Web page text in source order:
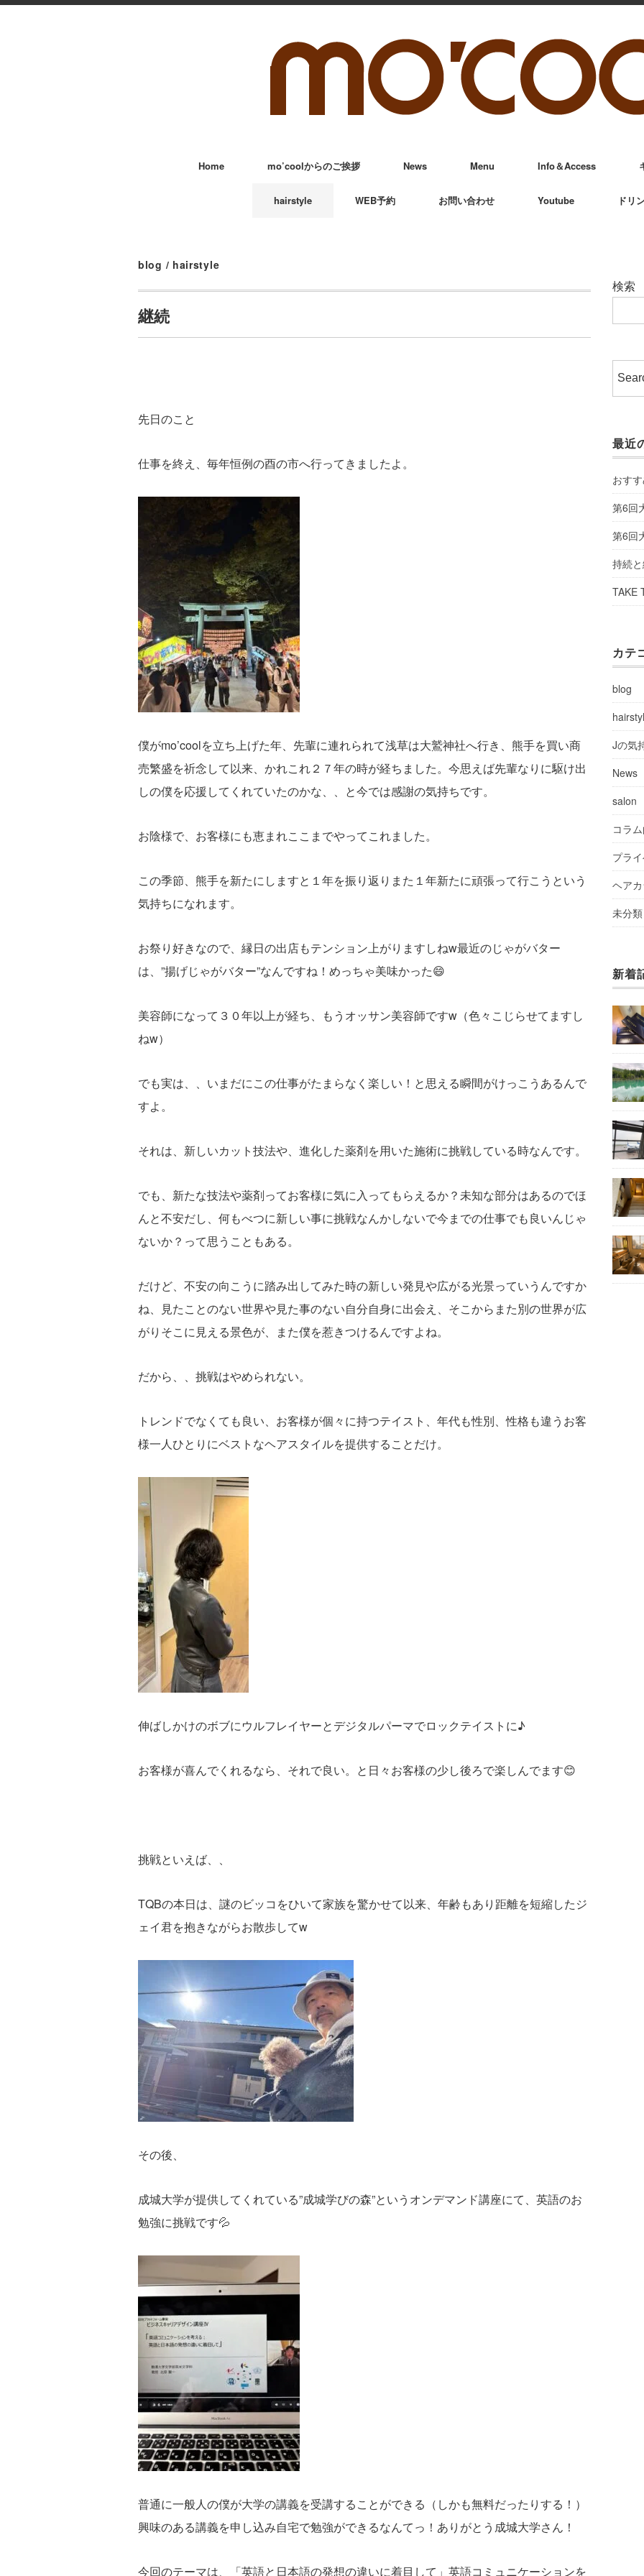
Home mo’coolからのご挨拶 News Menu Info＆Access
hairstyle WEB予約 お問い合わせ Youtube ドリ
blog / hairstyle
継続
先日のこと
仕事を終え、毎年恒例の酉の市へ行ってきましたよ。
僕がmo’coolを立ち上げた年、先輩に連れられて浅草は大鷲神社へ行き、熊手を買い商
売繁盛を祈念して以来、かれこれ２７年の時が経ちました。今思えば先輩なりに駆け出
しの僕を応援してくれていたのかな、、と今では感謝の気持ちです。
お陰様で、お客様にも恵まれここまでやってこれました。
この季節、熊手を新たにしますと１年を振り返りまた１年新たに頑張って行こうという
気持ちになれます。
お祭り好きなので、縁日の出店もテンション上がりますしねw最近のじゃがバター
は、”揚げじゃがバター”なんですね！めっちゃ美味かった😄
美容師になって３０年以上が経ち、もうオッサン美容師ですw（色々こじらせてますし
ねw）
でも実は、、いまだにこの仕事がたまらなく楽しい！と思える瞬間がけっこうあるんで
すよ。
それは、新しいカット技法や、進化した薬剤を用いた施術に挑戦している時なんです。
でも、新たな技法や薬剤ってお客様に気に入ってもらえるか？未知な部分はあるのでほ
んと不安だし、何もべつに新しい事に挑戦なんかしないで今までの仕事でも良いんじゃ
ないか？って思うこともある。
だけど、不安の向こうに踏み出してみた時の新しい発見や広がる光景っていうんですか
ね、見たことのない世界や見た事のない自分自身に出会え、そこからまた別の世界が広
がりそこに見える景色が、また僕を惹きつけるんですよね。
だから、、挑戦はやめられない。
トレンドでなくても良い、お客様が個々に持つテイスト、年代も性別、性格も違うお客
様一人ひとりにベストなヘアスタイルを提供することだけ。
伸ばしかけのボブにウルフレイヤーとデジタルパーマでロックテイストに♪
お客様が喜んでくれるなら、それで良い。と日々お客様の少し後ろで楽しんでます😊
挑戦といえば、、
TQBの本日は、謎のビッコをひいて家族を驚かせて以来、年齢もあり距離を短縮したジ
ェイ君を抱きながらお散歩してw
その後、
成城大学が提供してくれている”成城学びの森”というオンデマンド講座にて、英語のお
勉強に挑戦です💦
普通に一般人の僕が大学の講義を受講することができる（しかも無料だったりする！）
興味のある講義を申し込み自宅で勉強ができるなんてっ！ありがとう成城大学さん！
今回のテーマは、「英語と日本語の発想の違いに着目して」英語コミュニケーションを
検索
最近
おす
第6回
第6回
持続
TAKE
カテ
blog
Jの気
News
salon
コラ
プラ
ヘア
未分類
新着